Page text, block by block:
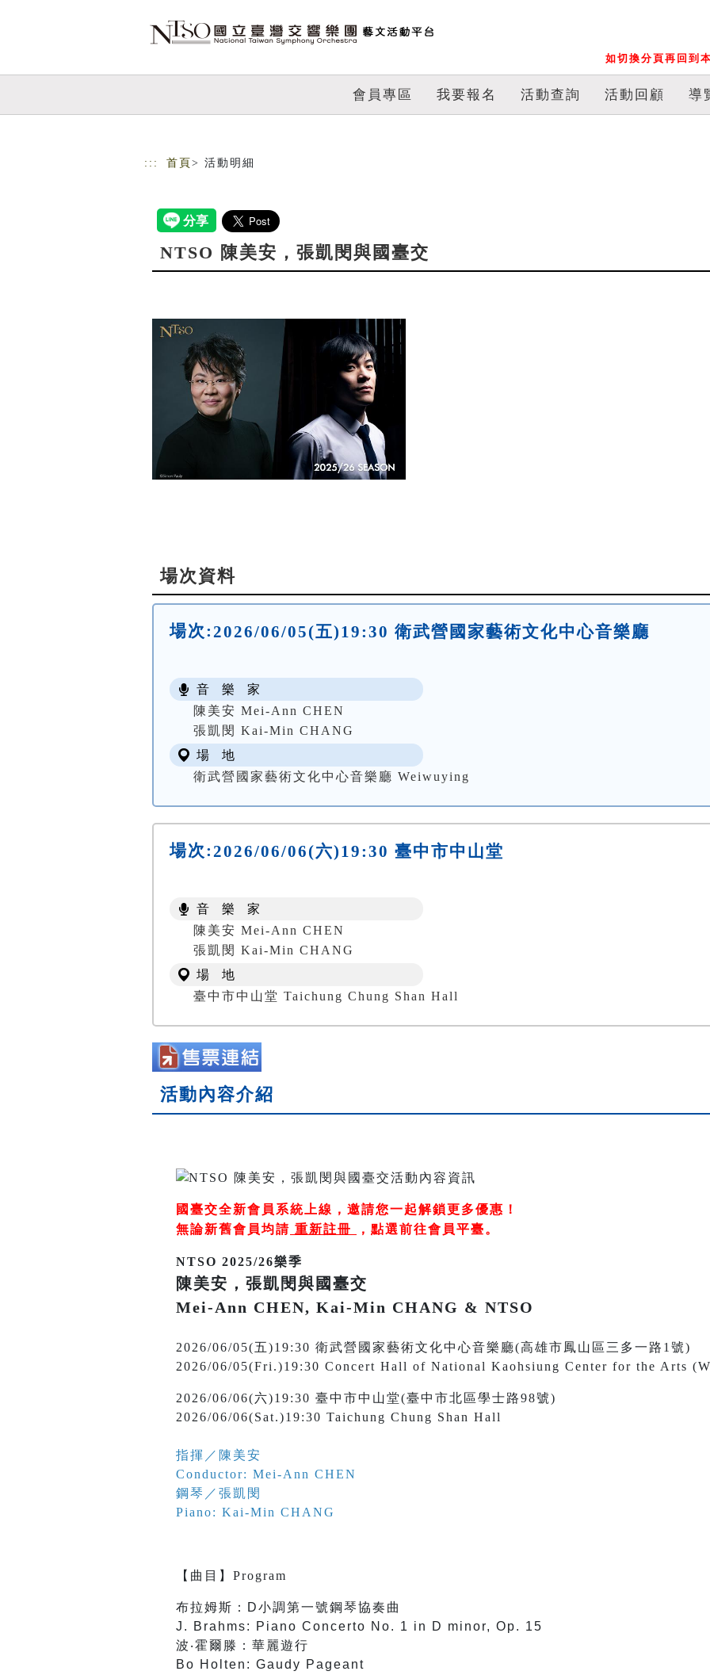
如切換分頁再回到
會員專區 我要報名 活動查詢 活動回顧 導
::: 首頁 > 活動明細
NTSO 陳美安，張凱閔與國臺交
場次資料
場次:2026/06/05(五)19:30 衛武營國家藝術文化中心音樂廳
音 樂 家
陳美安 Mei-Ann CHEN
張凱閔 Kai-Min CHANG
場 地
衛武營國家藝術文化中心音樂廳 Weiwuying
場次:2026/06/06(六)19:30 臺中市中山堂
音 樂 家
陳美安 Mei-Ann CHEN
張凱閔 Kai-Min CHANG
場 地
臺中市中山堂 Taichung Chung Shan Hall
活動內容介紹
國臺交全新會員系統上線，邀請您一起解鎖更多優惠！
無論新舊會員均請 重新註冊 ， 點選前往會員平臺。
NTSO 2025/26樂季
陳美安，張凱閔與國臺交
Mei-Ann CHEN, Kai-Min CHANG & NTSO
2026/06/05(五)19:30 衛武營國家藝術文化中心音樂廳(高雄市鳳山區三多一路1號)
2026/06/05(Fri.)19:30 Concert Hall of National Kaohsiung Center for the Arts
2026/06/06(六)19:30 臺中市中山堂(臺中市北區學士路98號)
2026/06/06(Sat.)19:30 Taichung Chung Shan Hall
指揮／陳美安
Conductor: Mei-Ann CHEN
鋼琴／張凱閔
Piano: Kai-Min CHANG
【 曲目 】 Program
布拉姆斯：D小調第一號鋼琴協奏曲
J. Brahms: Piano Concerto No. 1 in D minor, Op. 15
波‧霍爾滕：華麗遊行
Bo Holten: Gaudy Pageant